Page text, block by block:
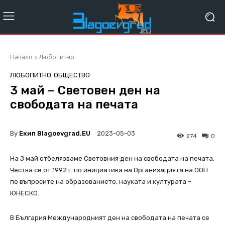
Начало Любопитно
ЛЮБОПИТНО ОБЩЕСТВО
3 май – Световен ден на
свободата на печата
By Екип Blagoevgrad.EU 2023-05-03 0
274
На З май отбелязваме Световния ден на свободата на печата.
Чества се от 1992 г. по инициатива на Организацията на ООН
по въпросите на образованието, науката и културата –
ЮНЕСКО.
В България Международният ден на свободата на печата се